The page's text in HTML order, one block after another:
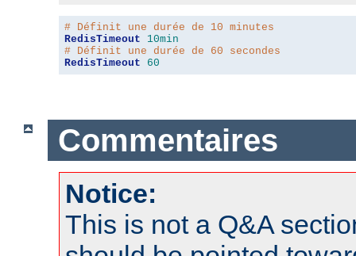
# Définit une durée de 10 minutes
RedisTimeout
10min
# Définit une durée de 60 secondes
RedisTimeout
60
Commentaires
Notice:
This is not a Q&A